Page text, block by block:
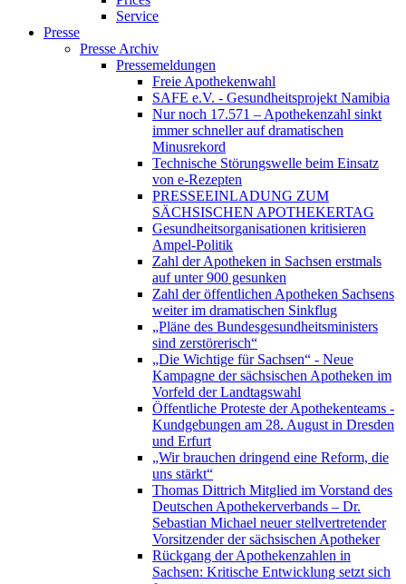
Service
Presse
Presse Archiv
Pressemeldungen
Freie Apothekenwahl
SAFE e.V. - Gesundheitsprojekt Namibia
Nur noch 17.571 – Apothekenzahl sinkt
immer schneller auf dramatischen
Minusrekord
Technische Störungswelle beim Einsatz
von e-Rezepten
PRESSEEINLADUNG ZUM
SÄCHSISCHEN APOTHEKERTAG
Gesundheitsorganisationen kritisieren
Ampel-Politik
Zahl der Apotheken in Sachsen erstmals
auf unter 900 gesunken
Zahl der öffentlichen Apotheken Sachsens
weiter im dramatischen Sinkflug
„Pläne des Bundesgesundheitsministers
sind zerstörerisch“
„Die Wichtige für Sachsen“ - Neue
Kampagne der sächsischen Apotheken im
Vorfeld der Landtagswahl
Öffentliche Proteste der Apothekenteams -
Kundgebungen am 28. August in Dresden
und Erfurt
„Wir brauchen dringend eine Reform, die
uns stärkt“
Thomas Dittrich Mitglied im Vorstand des
Deutschen Apothekerverbands – Dr.
Sebastian Michael neuer stellvertretender
Vorsitzender der sächsischen Apotheker
Rückgang der Apothekenzahlen in
Sachsen: Kritische Entwicklung setzt sich